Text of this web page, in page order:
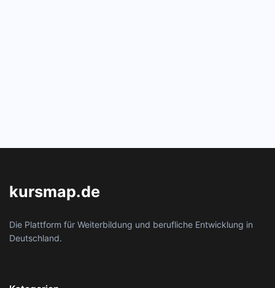
kursmap.de
Die Plattform für Weiterbildung und berufliche Entwicklung in
Deutschland.